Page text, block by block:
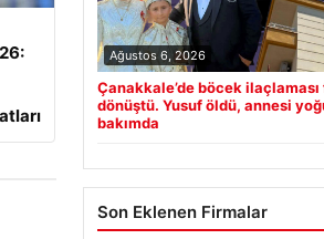
Ağustos 6, 2026
Çanakkale’de böcek
dönüştü. Yusuf öldü, annesi
bakımda
Son Eklenen Firmalar